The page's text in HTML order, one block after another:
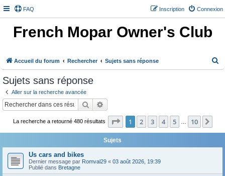
FAQ Connexion
Inscription
French Mopar Owner's Club
Accueil du forum Rechercher Sujets sans réponse
c
Sujets sans réponse
Aller sur la recherche avancée
Rechercher
La recherche a retourné 480 résultats Page 1sur10
1 2 3 4 5 10
Sujets
Us cars and bikes
Dernier message par Romval29 « 03 août 2026, 19:39
Publié dans Bretagne